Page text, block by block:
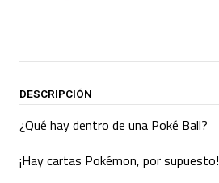
DESCRIPCIÓN
¿Qué hay dentro de una Poké Ball?
¡Hay cartas Pokémon, por supuesto!